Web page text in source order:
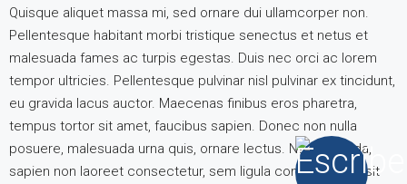
Quisque aliquet massa mi, sed ornare dui ullamcorper non.
Pellentesque habitant morbi tristique senectus et netus et
malesuada fames ac turpis egestas. Duis nec orci ac lorem
tempor ultricies. Pellentesque pulvinar nisl pulvinar ex tincidunt,
eu gravida lacus auctor. Maecenas finibus eros pharetra,
tempus tortor sit amet, faucibus sapien. Donec non nulla
posuere, malesuada urna quis, ornare lectus. Nunc gravida,
sapien non laoreet consectetur, sem ligula consequat ex, sit